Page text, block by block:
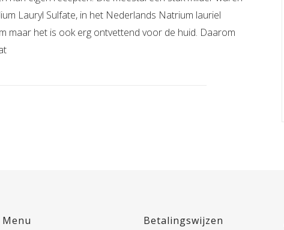
Lauryl Sulfate, in het Nederlands Natrium lauriel
maar het is ook erg ontvettend voor de huid. Daarom
Menu Betalingswijzen